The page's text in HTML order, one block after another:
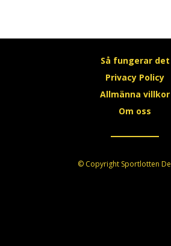
Så fungerar det
Privacy Policy
Allmänna villkor
Om oss
© Copyright Sportlotten